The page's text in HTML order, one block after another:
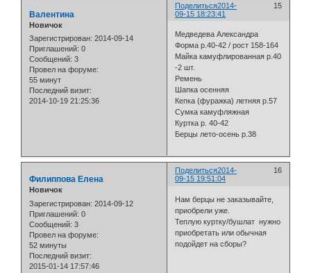
Поделиться 15
2014-
09-15 18:23:41
Валентина
Новичок
Зарегистрирован: 2014-09-14
Приглашений: 0
Сообщений: 3
Провел на форуме:
55 минут
Последний визит:
2014-10-19 21:25:36
Медведева Александра
Форма р.40-42 / рост 158-164
Майка камуфлированная р.40
-2 шт.
Ремень
Шапка осенняя
Кепка (фуражка) летняя р.57
Сумка камуфляжная
Куртка р. 40-42
Берцы лето-осень р.38
Поделиться 16
2014-
09-15 19:51:04
Филиппова Елена
Новичок
Зарегистрирован: 2014-09-12
Приглашений: 0
Сообщений: 3
Провел на форуме:
52 минуты
Последний визит:
2015-01-14 17:57:46
Нам берцы не заказывайте,
приобрели уже.
Теплую куртку/бушлат нужно
приобретать или обычная
подойдет на сборы?